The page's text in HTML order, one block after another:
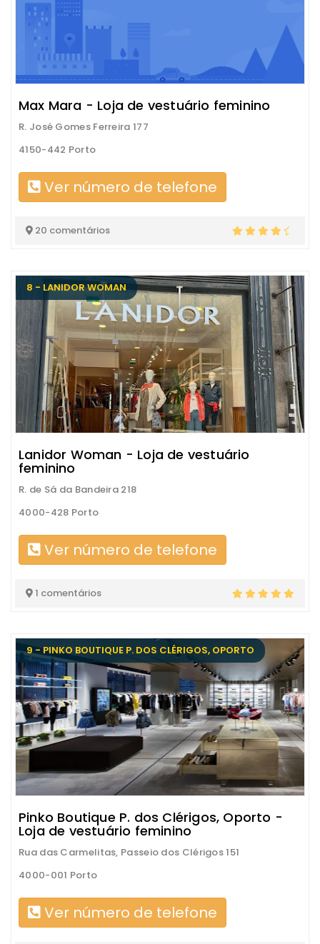
Max Mara - Loja de vestuário feminino
R. José Gomes Ferreira 177
4150-442 Porto
Ver número de telefone
20 comentários
8 - LANIDOR WOMAN
Lanidor Woman - Loja de vestuário
feminino
R. de Sá da Bandeira 218
4000-428 Porto
Ver número de telefone
1 comentários
9 - PINKO BOUTIQUE P. DOS CLÉRIGOS, OPORTO
Pinko Boutique P. dos Clérigos, Oporto -
Loja de vestuário feminino
Rua das Carmelitas, Passeio dos Clérigos 151
4000-001 Porto
Ver número de telefone